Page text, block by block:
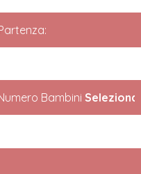
Bambini: